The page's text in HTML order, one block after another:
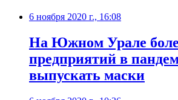
6 ноября 2020 г., 16:08
На Южном Урале
предприятий в
выпускать маски